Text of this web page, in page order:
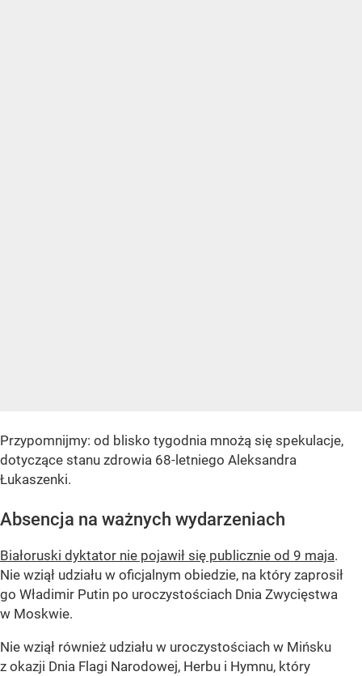
Przypomnijmy: od blisko tygodnia mnożą się spekulacje,
dotyczące stanu zdrowia 68-letniego Aleksandra
Łukaszenki.
Absencja na ważnych wydarzeniach
Białoruski dyktator nie pojawił się publicznie od 9 maja.
Nie wziął udziału w oficjalnym obiedzie, na który zaprosił
go Władimir Putin po uroczystościach Dnia Zwycięstwa
w Moskwie.
Nie wziął również udziału w uroczystościach w Mińsku
z okazji Dnia Flagi Narodowej, Herbu i Hymnu, który